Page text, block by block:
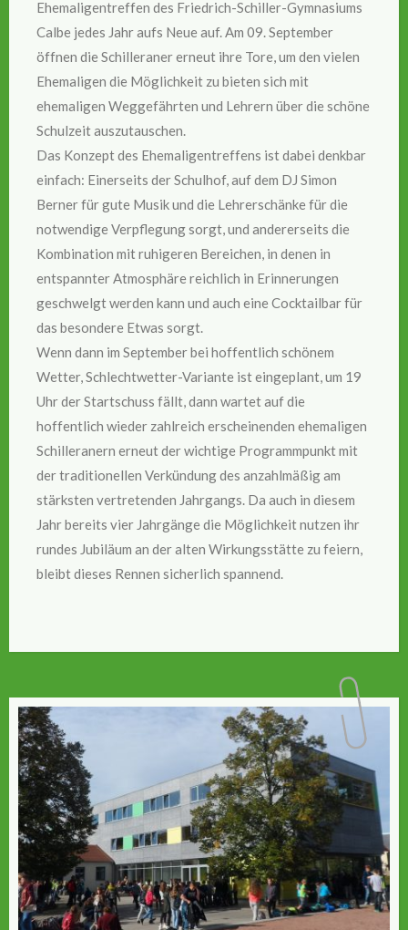
Ehemaligentreffen des Friedrich-Schiller-Gymnasiums
Calbe jedes Jahr aufs Neue auf. Am 09. September
öffnen die Schilleraner erneut ihre Tore, um den vielen
Ehemaligen die Möglichkeit zu bieten sich mit
ehemaligen Weggefährten und Lehrern über die schöne
Schulzeit auszutauschen.
Das Konzept des Ehemaligentreffens ist dabei denkbar
einfach: Einerseits der Schulhof, auf dem DJ Simon
Berner für gute Musik und die Lehrerschänke für die
notwendige Verpflegung sorgt, und andererseits die
Kombination mit ruhigeren Bereichen, in denen in
entspannter Atmosphäre reichlich in Erinnerungen
geschwelgt werden kann und auch eine Cocktailbar für
das besondere Etwas sorgt.
Wenn dann im September bei hoffentlich schönem
Wetter, Schlechtwetter-Variante ist eingeplant, um 19
Uhr der Startschuss fällt, dann wartet auf die
hoffentlich wieder zahlreich erscheinenden ehemaligen
Schilleranern erneut der wichtige Programmpunkt mit
der traditionellen Verkündung des anzahlmäßig am
stärksten vertretenden Jahrgangs. Da auch in diesem
Jahr bereits vier Jahrgänge die Möglichkeit nutzen ihr
rundes Jubiläum an der alten Wirkungsstätte zu feiern,
bleibt dieses Rennen sicherlich spannend.